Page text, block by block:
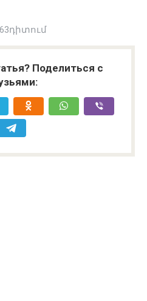
Поделиться с